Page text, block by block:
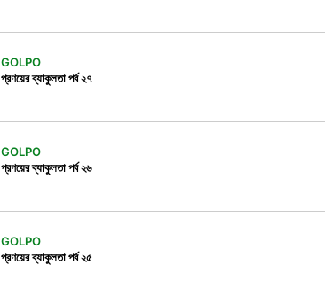
GOLPO
প্রণয়ের ব্যাকুলতা পর্ব ২৭
GOLPO
প্রণয়ের ব্যাকুলতা পর্ব ২৬
GOLPO
প্রণয়ের ব্যাকুলতা পর্ব ২৫